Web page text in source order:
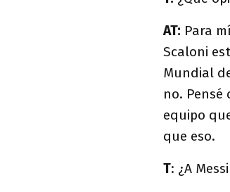
AT: Para mí
Scaloni
Mundial
no. Pensé
equipo
que eso.
T: ¿A